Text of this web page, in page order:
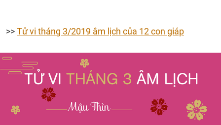
>>Tử vi tháng 3/2019 âm lịch của 12 con giáp